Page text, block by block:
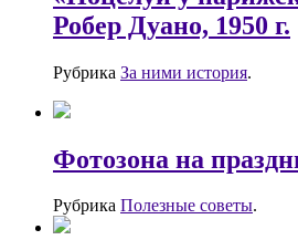
Робер Дуано, 1950 г.
Рубрика За ними история.
Фотозона на
Рубрика Полезные советы.